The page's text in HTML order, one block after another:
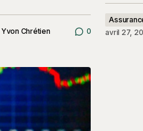
Yvon Chrétien 0
avril 27,